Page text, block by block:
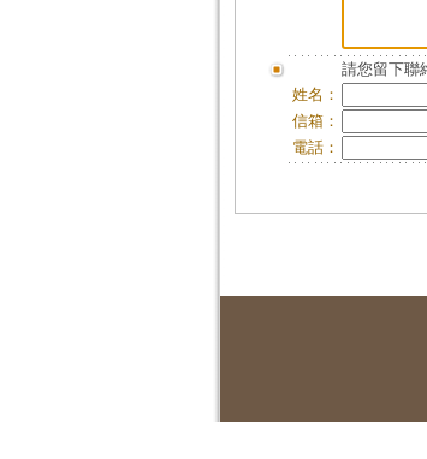
請您留下聯
姓名：
信箱：
電話：